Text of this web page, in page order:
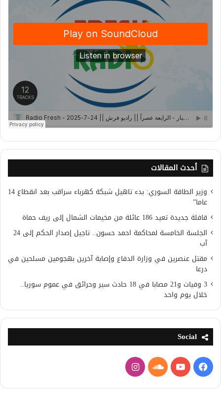
أحدث المقالات
وزير الطاقة السوري: بدء تاهيل شبكة كهرباء سراقب بعد انقطاع 14
عاما”
قافلة جديدة تعيد 186 عائلة من مخيمات الشمال إلى ريف حماة
الجلسة الخامسة لمحاكمة احمد حسون.. تاجيل إصدار الحكم إلى 24
آب
مقتل عنصرين في وزارة الدفاع وإصابة آخرين بهجومين مسلحين في
درعا
3 وفيات و21 مصابا في 18 حادث سير وحرائق في عموم سوريا..
خلال يوم واحد
Social
فيسبوكيوتيوبساوند
كلاود
انستقرام